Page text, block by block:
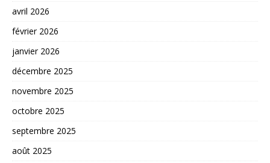
avril 2026
février 2026
janvier 2026
décembre 2025
novembre 2025
octobre 2025
septembre 2025
août 2025